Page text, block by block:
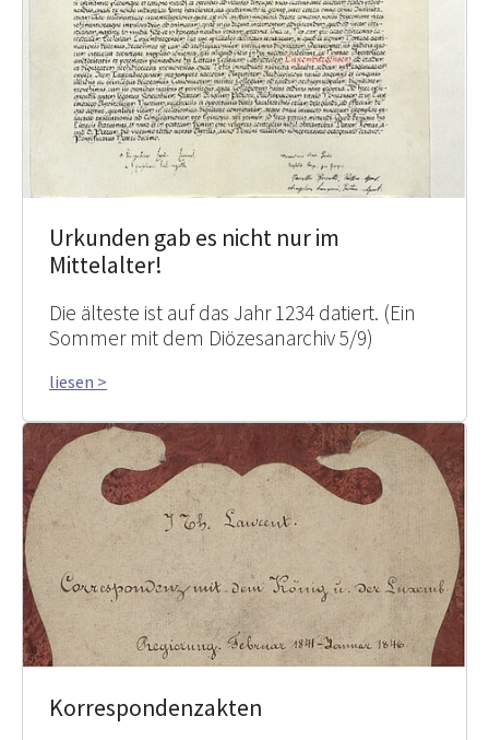
Urkunden gab es nicht nur im
Mittelalter!
Die älteste ist auf das Jahr 1234 datiert. (Ein
Sommer mit dem Diözesanarchiv 5/9)
liesen >
Korrespondenzakten